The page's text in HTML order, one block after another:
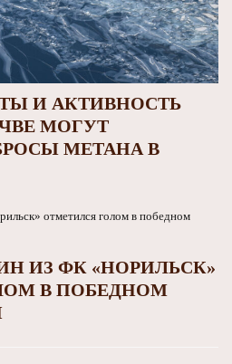
И АКТИВНОСТЬ
МОГУТ
МЕТАНА В
ИЗ ФК «НОРИЛЬСК»
В ПОБЕДНОМ